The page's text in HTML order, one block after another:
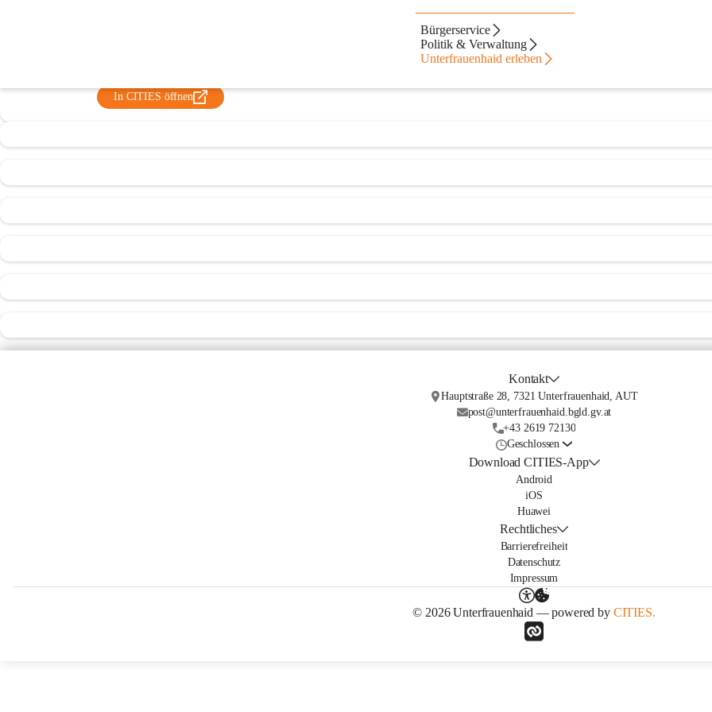
Bürgerservice
Politik & Verwaltung
Unterfrauenhaid erleben
In CITIES öffnen
Kontakt
Hauptstraße 28, 7321 Unterfrauenhaid, AUT
post@unterfrauenhaid.bgld.gv.at
+43 2619 72130
Geschlossen
Download CITIES-App
Android
iOS
Huawei
Rechtliches
Barrierefreiheit
Datenschutz
Impressum
© 2026 Unterfrauenhaid — powered by CITIES.